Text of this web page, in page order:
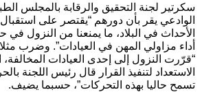
سكرتير لجنة التحقيق والرقابة بالمجلس
الوادعي يقر بأن دورهم “يقتصر على
الأحداث في البلاد، ما يمنعنا من النزول
أداء مزاولي المهن في العيادات”. وضرب
“قرّرت النزول إلى إحدى العيادات
الاستعداد لتنفيذ القرار قال رئيس اللجنة
تسمح حاليا بهذه التحركات”، حسبما يضيف.